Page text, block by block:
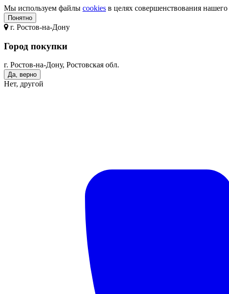
Мы используем файлы cookies в целях совершенствования
Понятно
г. Ростов-на-Дону
Город покупки
г. Ростов-на-Дону, Ростовская обл.
Да, верно
Нет, другой